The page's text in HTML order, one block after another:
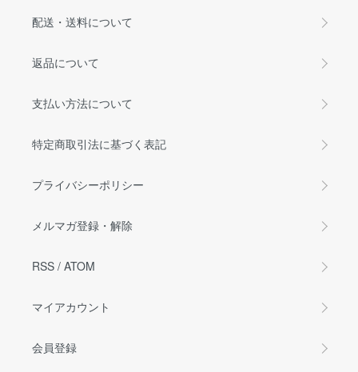
配送・送料について
返品について
支払い方法について
特定商取引法に基づく表記
プライバシーポリシー
メルマガ登録・解除
RSS / ATOM
マイアカウント
会員登録